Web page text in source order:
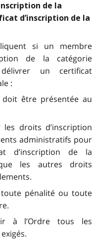
de la
d’inscription de la
si un membre
de la catégorie
un certificat
:
être présentée au
droits d’inscription
administratifs pour
d’inscription de la
les autres droits
pénalité ou toute
à l’Ordre tous les